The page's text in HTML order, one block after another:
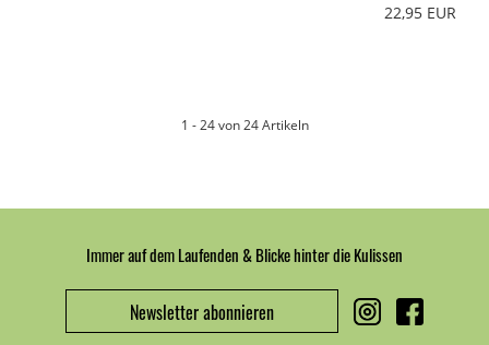
22,95 EUR
1 - 24 von 24 Artikeln
Immer auf dem Laufenden & Blicke hinter die Kulissen
Newsletter abonnieren